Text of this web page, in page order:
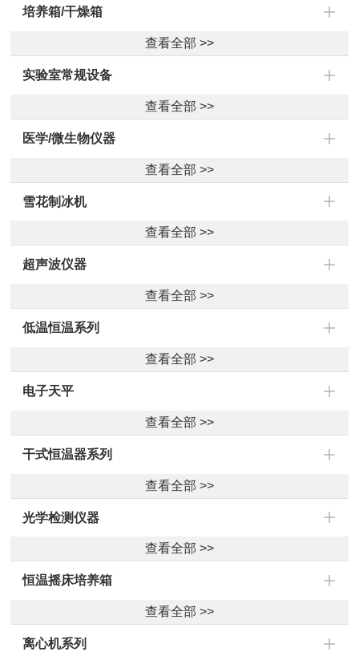
培养箱/干燥箱
查看全部 >>
实验室常规设备
查看全部 >>
医学/微生物仪器
查看全部 >>
雪花制冰机
查看全部 >>
超声波仪器
查看全部 >>
低温恒温系列
查看全部 >>
电子天平
查看全部 >>
干式恒温器系列
查看全部 >>
光学检测仪器
查看全部 >>
恒温摇床培养箱
查看全部 >>
离心机系列